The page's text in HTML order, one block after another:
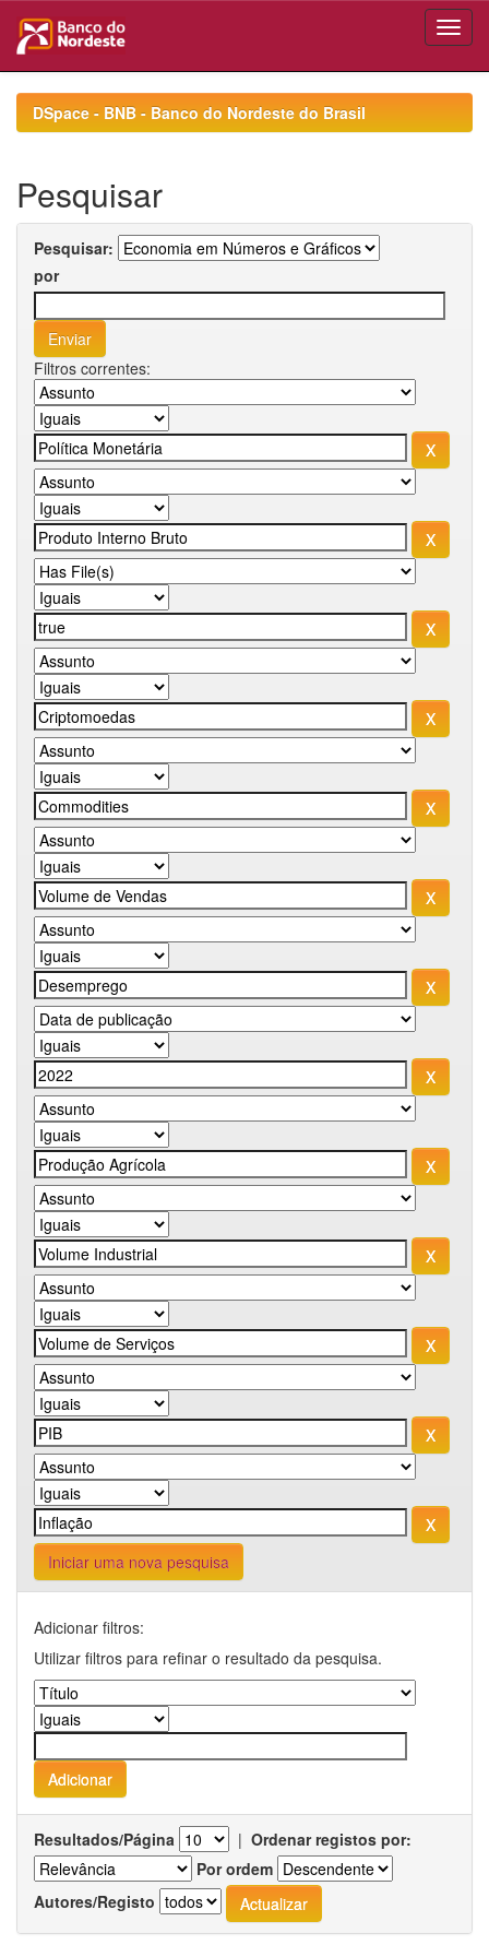
navigationDSpace - BNB - Banco do Nordeste do Brasil
Pesquisar
Pesquisar:
por
Filtros correntes:
Iniciar uma nova pesquisa
Adicionar filtros:
Utilizar filtros para refinar o resultado da pesquisa.
Resultados/Página | Ordenar registos por:
Por ordem
Autores/Registo